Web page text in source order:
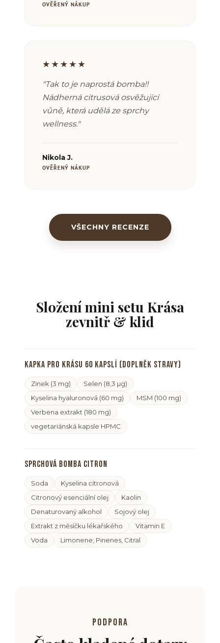
OVĚŘENÝ NÁKUP
★★★★★
"Tak to je naprostá bomba!!
Nádherná citrusová osvěžující
vůně, která udělá ze sprchy
wellness."
Nikola J.
OVĚŘENÝ NÁKUP
VŠECHNY RECENZE
Složení mini setu Krása
zevnitř & klid
Kapka pro krásu 60 kapslí (doplněk stravy)
Zinek (3 mg)
Selen (8,3 µg)
Kyselina hyaluronová (60 mg)
MSM (100 mg)
Verbena extrakt (180 mg)
vegetariánská kapsle HPMC
Sprchová bomba citron
Soda
Kyselina citronová
Citronový esenciální olej
Kaolin
Denaturovaný alkohol
Sojový olej
Extrakt z měsíčku lékařského
Vitamin E
Voda
Limonene, Pinenes, Citral
PODPORA